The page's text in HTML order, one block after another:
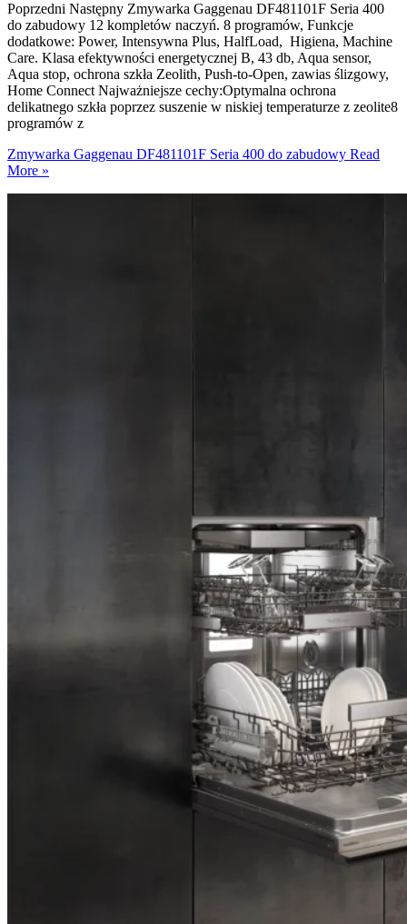
Poprzedni Następny Zmywarka Gaggenau DF481101F Seria 400
do zabudowy 12 kompletów naczyń. 8 programów, Funkcje
dodatkowe: Power, Intensywna Plus, HalfLoad, Higiena, Machine
Care. Klasa efektywności energetycznej B, 43 db, Aqua sensor,
Aqua stop, ochrona szkła Zeolith, Push-to-Open, zawias ślizgowy,
Home Connect Najważniejsze cechy:Optymalna ochrona
delikatnego szkła poprzez suszenie w niskiej temperaturze z zeolite8
programów z
Zmywarka Gaggenau DF481101F Seria 400 do zabudowy Read
More »